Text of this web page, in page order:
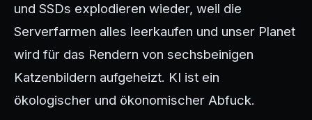
und SSDs explodieren wieder, weil die
Serverfarmen alles leerkaufen und unser Planet
wird für das Rendern von sechsbeinigen
Katzenbildern aufgeheizt. KI ist ein
ökologischer und ökonomischer Abfuck.